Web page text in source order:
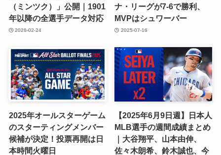
（ミンツク）」公開｜1901
年以降の全選手データ対応
2026-02-24
ナ・リーグが7-6で勝利、
MVPはシュワーバー
2025-07-16
2025年オールスターゲーム
のスターティングメンバー
候補が決定！投票再開は日
本時間火曜日
【2025年6月9日週】日本人
MLB選手の週間成績まとめ
｜大谷翔平、山本由伸、
佐々木朗希、鈴木誠也、今